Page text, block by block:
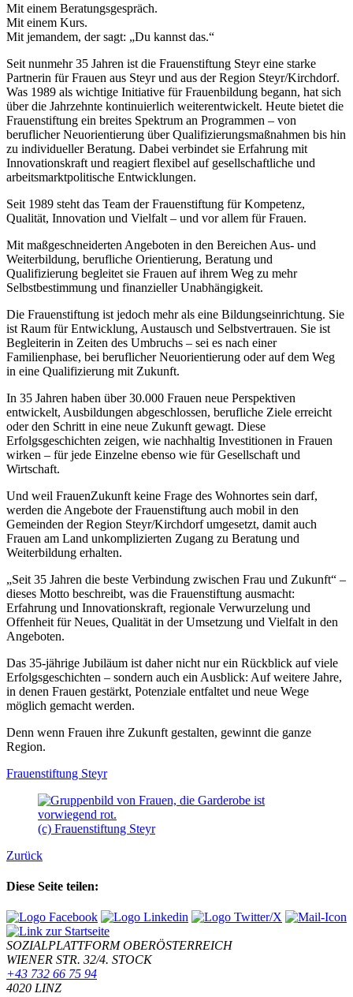
Mit einem Beratungsgespräch.
Mit einem Kurs.
Mit jemandem, der sagt: „Du kannst das.“
Seit nunmehr 35 Jahren ist die Frauenstiftung Steyr eine starke
Partnerin für Frauen aus Steyr und aus der Region Steyr/Kirchdorf.
Was 1989 als wichtige Initiative für Frauenbildung begann, hat sich
über die Jahrzehnte kontinuierlich weiterentwickelt. Heute bietet die
Frauenstiftung ein breites Spektrum an Programmen – von
beruflicher Neuorientierung über Qualifizierungsmaßnahmen bis hin
zu individueller Beratung. Dabei verbindet sie Erfahrung mit
Innovationskraft und reagiert flexibel auf gesellschaftliche und
arbeitsmarktpolitische Entwicklungen.
Seit 1989 steht das Team der Frauenstiftung für Kompetenz,
Qualität, Innovation und Vielfalt – und vor allem für Frauen.
Mit maßgeschneiderten Angeboten in den Bereichen Aus- und
Weiterbildung, berufliche Orientierung, Beratung und
Qualifizierung begleitet sie Frauen auf ihrem Weg zu mehr
Selbstbestimmung und finanzieller Unabhängigkeit.
Die Frauenstiftung ist jedoch mehr als eine Bildungseinrichtung. Sie
ist Raum für Entwicklung, Austausch und Selbstvertrauen. Sie ist
Begleiterin in Zeiten des Umbruchs – sei es nach einer
Familienphase, bei beruflicher Neuorientierung oder auf dem Weg
in eine Qualifizierung mit Zukunft.
In 35 Jahren haben über 30.000 Frauen neue Perspektiven
entwickelt, Ausbildungen abgeschlossen, berufliche Ziele erreicht
oder den Schritt in eine neue Zukunft gewagt. Diese
Erfolgsgeschichten zeigen, wie nachhaltig Investitionen in Frauen
wirken – für jede Einzelne ebenso wie für Gesellschaft und
Wirtschaft.
Und weil FrauenZukunft keine Frage des Wohnortes sein darf,
werden die Angebote der Frauenstiftung auch mobil in den
Gemeinden der Region Steyr/Kirchdorf umgesetzt, damit auch
Frauen am Land unkomplizierten Zugang zu Beratung und
Weiterbildung erhalten.
„Seit 35 Jahren die beste Verbindung zwischen Frau und Zukunft“ –
dieses Motto beschreibt, was die Frauenstiftung ausmacht:
Erfahrung und Innovationskraft, regionale Verwurzelung und
Offenheit für Neues, Qualität in der Umsetzung und Vielfalt in den
Angeboten.
Das 35-jährige Jubiläum ist daher nicht nur ein Rückblick auf viele
Erfolgsgeschichten – sondern auch ein Ausblick: Auf weitere Jahre,
in denen Frauen gestärkt, Potenziale entfaltet und neue Wege
möglich gemacht werden.
Denn wenn Frauen ihre Zukunft gestalten, gewinnt die ganze
Region.
Frauenstiftung Steyr
(c) Frauenstiftung Steyr
Zurück
Diese Seite teilen:
SOZIALPLATTFORM OBERÖSTERREICH
WIENER STR. 32/4. STOCK
+43 732 66 75 94
4020 LINZ